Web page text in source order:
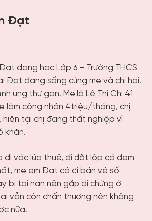
Đạt
Đạt đang học Lớp 6 – Trường THCS
Đạt đang sống cùng mẹ và chị hai.
ung thư gan. Mẹ là Lê Thị Chi 41
làm công nhân 4triệu/tháng, chị
hiện tại chị đang thất nghiệp vì
khăn.
đi vác lúa thuê, đi đặt lộp cá đem
mẹ em Đạt có đi bán vé số
bị tai nạn nên gặp di chứng ở
vẫn còn chấn thương nên không
nữa.